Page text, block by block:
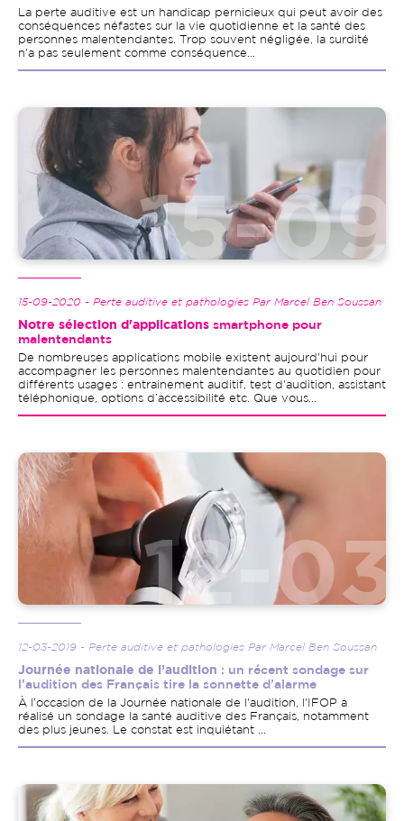
La perte auditive est un handicap pernicieux qui peut avoir des
conséquences néfastes sur la vie quotidienne et la santé des
personnes malentendantes. Trop souvent négligée, la surdité
n'a pas seulement comme conséquence...
Image
15-09-2020 - Perte auditive et pathologies Par Marcel Ben Soussan
Notre sélection d'applications smartphone pour
malentendants
De nombreuses applications mobile existent aujourd'hui pour
accompagner les personnes malentendantes au quotidien pour
différents usages : entrainement auditif, test d'audition, assistant
téléphonique, options d’accessibilité etc. Que vous...
Image
12-03-2019 - Perte auditive et pathologies Par Marcel Ben Soussan
Journée nationale de l’audition : un récent sondage sur
l’audition des Français tire la sonnette d’alarme
À l'occasion de la Journée nationale de l'audition, l'IFOP a
réalisé un sondage la santé auditive des Français, notamment
des plus jeunes. Le constat est inquiétant ...
Image